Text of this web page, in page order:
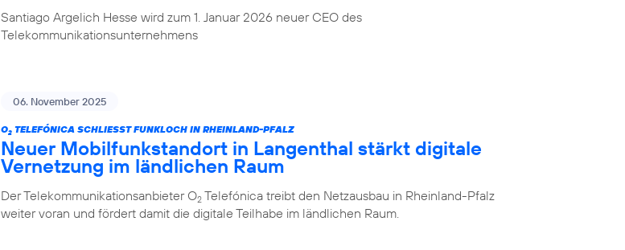
Santiago Argelich Hesse wird zum 1. Januar 2026 neuer CEO des
Telekommunikationsunternehmens
06. November 2025
O2 TELEFÓNICA SCHLIESST FUNKLOCH IN RHEINLAND-PFALZ
Neuer Mobilfunkstandort in Langenthal stärkt digitale
Vernetzung im ländlichen Raum
Der Telekommunikationsanbieter O2 Telefónica treibt den Netzausbau in Rheinland-Pfalz
weiter voran und fördert damit die digitale Teilhabe im ländlichen Raum.